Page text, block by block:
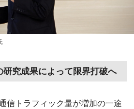
究成果によって限界打破へ
信トラフィック量が増加の一途